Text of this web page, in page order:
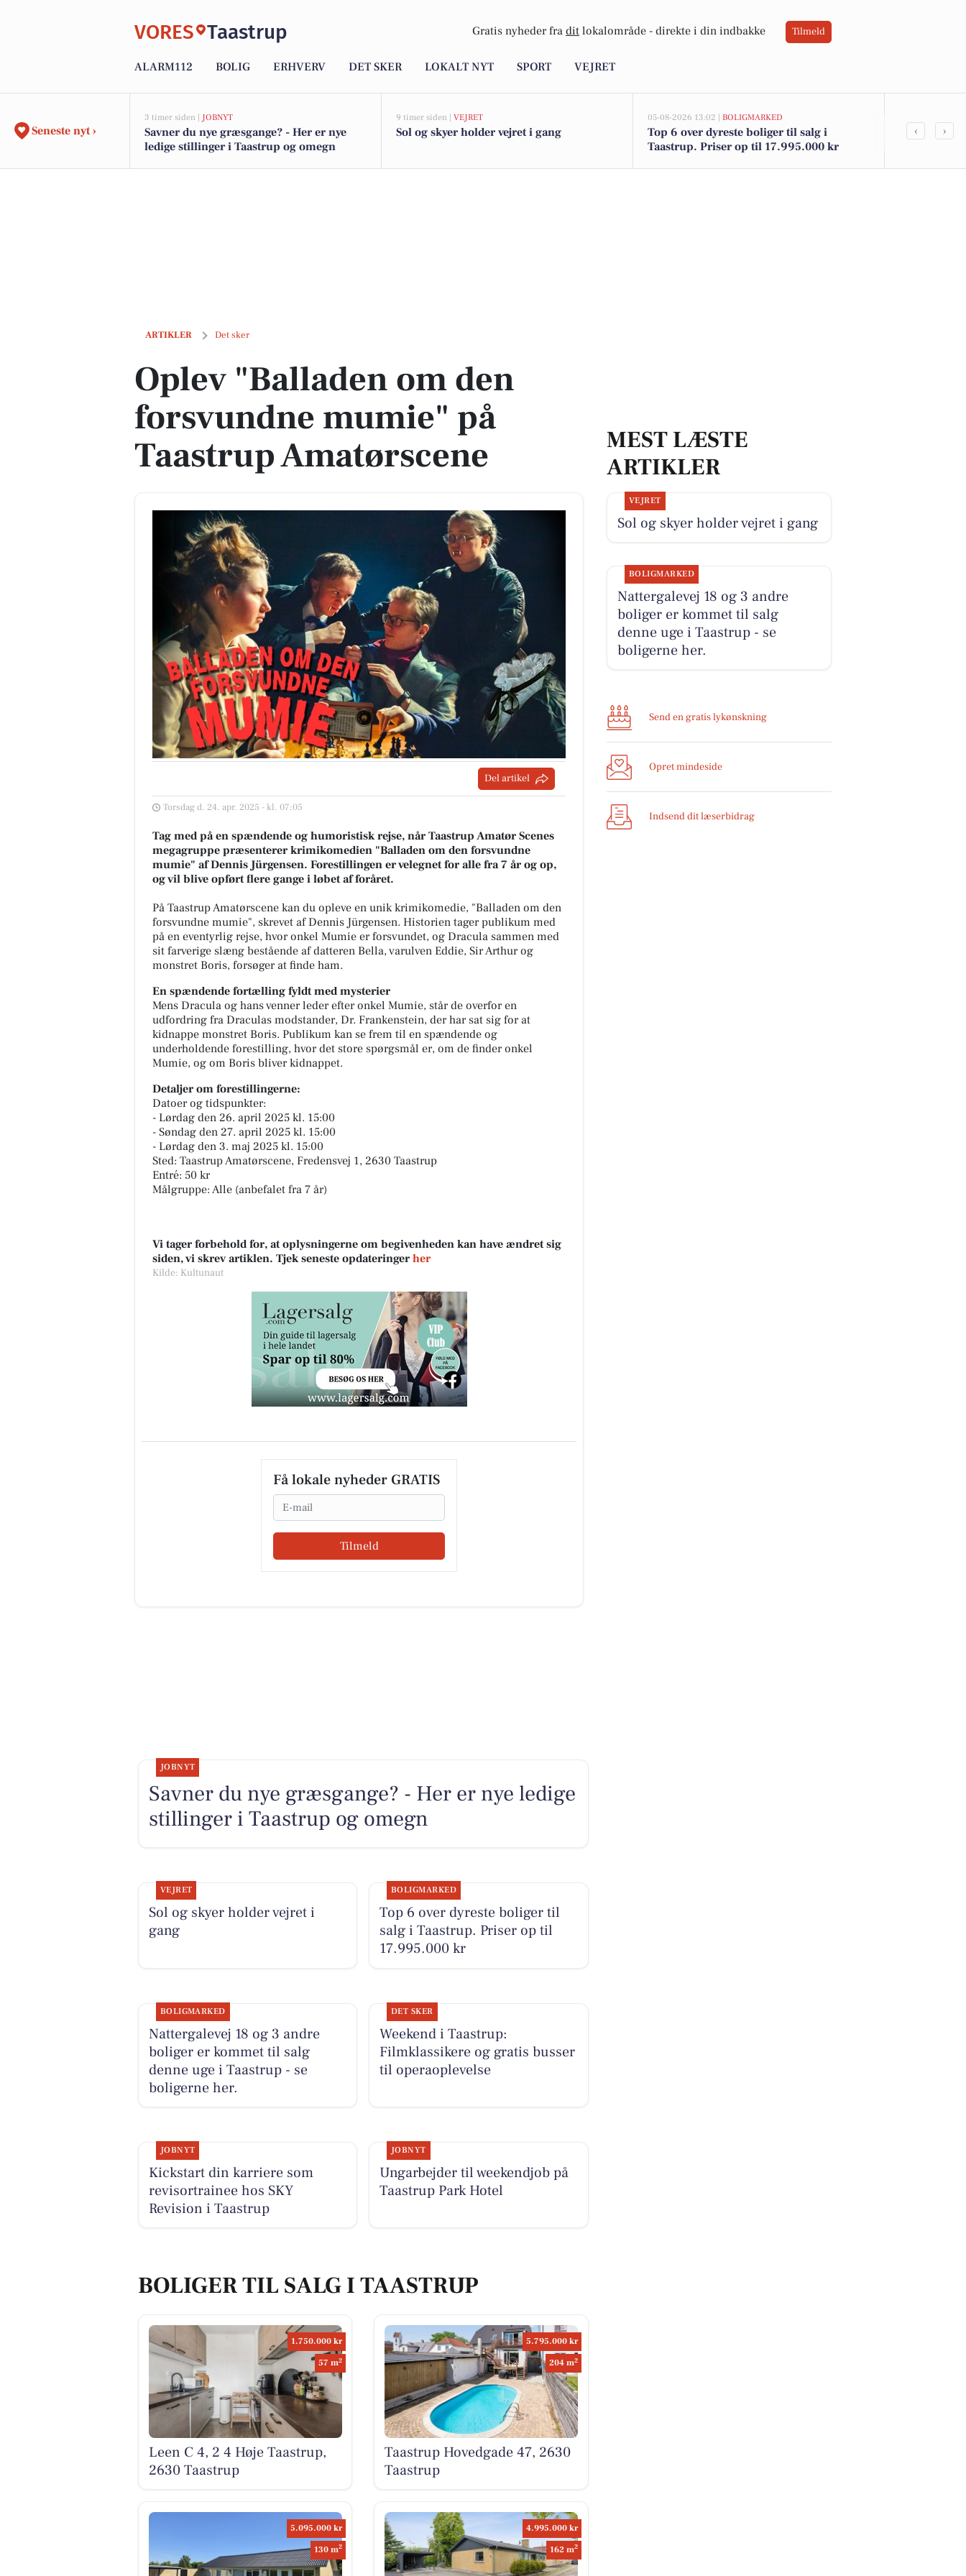
VORES Taastrup Gratis nyheder fra dit lokalområde - direkte i din indbakke Tilmeld
ALARM112 BOLIG ERHVERV DET SKER LOKALT NYT SPORT VEJRET
Seneste nyt ›
3 timer siden | JOBNYT
Savner du nye græsgange? - Her er nye
ledige stillinger i Taastrup og omegn
9 timer siden | VEJRET
Sol og skyer holder vejret i gang
05-08-2026 13:02 | BOLIGMARKED
Top 6 over dyreste boliger til salg i
Taastrup. Priser op til 17.995.000 kr
‹ ›
ARTIKLER Det sker
Oplev "Balladen om den forsvundne mumie" på Taastrup Amatørscene
Oplev "Balladen om den
forsvundne mumie" på
Taastrup Amatørscene
Del artikel
Torsdag d. 24. apr. 2025 - kl. 07:05
Tag med på en spændende og humoristisk rejse, når Taastrup Amatør Scenes
megagruppe præsenterer krimikomedien "Balladen om den forsvundne
mumie" af Dennis Jürgensen. Forestillingen er velegnet for alle fra 7 år og op,
og vil blive opført flere gange i løbet af foråret.
På Taastrup Amatørscene kan du opleve en unik krimikomedie, "Balladen om den
forsvundne mumie", skrevet af Dennis Jürgensen. Historien tager publikum med
på en eventyrlig rejse, hvor onkel Mumie er forsvundet, og Dracula sammen med
sit farverige slæng bestående af datteren Bella, varulven Eddie, Sir Arthur og
monstret Boris, forsøger at finde ham.
En spændende fortælling fyldt med mysterier
Mens Dracula og hans venner leder efter onkel Mumie, står de overfor en
udfordring fra Draculas modstander, Dr. Frankenstein, der har sat sig for at
kidnappe monstret Boris. Publikum kan se frem til en spændende og
underholdende forestilling, hvor det store spørgsmål er, om de finder onkel
Mumie, og om Boris bliver kidnappet.
Detaljer om forestillingerne:
Datoer og tidspunkter:
- Lørdag den 26. april 2025 kl. 15:00
- Søndag den 27. april 2025 kl. 15:00
- Lørdag den 3. maj 2025 kl. 15:00
Sted: Taastrup Amatørscene, Fredensvej 1, 2630 Taastrup
Entré: 50 kr
Målgruppe: Alle (anbefalet fra 7 år)
Vi tager forbehold for, at oplysningerne om begivenheden kan have ændret sig
siden, vi skrev artiklen. Tjek seneste opdateringer her
Kilde: Kultunaut
Få lokale nyheder GRATIS
Email
Tilmeld
MEST LÆSTE
ARTIKLER
VEJRET
Sol og skyer holder vejret i gang
BOLIGMARKED
Nattergalevej 18 og 3 andre
boliger er kommet til salg
denne uge i Taastrup - se
boligerne her.
Send en gratis lykønskning
Opret mindeside
Indsend dit læserbidrag
JOBNYT
Savner du nye græsgange? - Her er nye ledige
stillinger i Taastrup og omegn
VEJRET
Sol og skyer holder vejret i
gang
BOLIGMARKED
Top 6 over dyreste boliger til
salg i Taastrup. Priser op til
17.995.000 kr
BOLIGMARKED
Nattergalevej 18 og 3 andre
boliger er kommet til salg
denne uge i Taastrup - se
boligerne her.
DET SKER
Weekend i Taastrup:
Filmklassikere og gratis busser
til operaoplevelse
JOBNYT
Kickstart din karriere som
revisortrainee hos SKY
Revision i Taastrup
JOBNYT
Ungarbejder til weekendjob på
Taastrup Park Hotel
BOLIGER TIL SALG I TAASTRUP
1.750.000 kr
57 m2
Leen C 4, 2 4 Høje Taastrup,
2630 Taastrup
5.795.000 kr
204 m2
Taastrup Hovedgade 47, 2630
Taastrup
5.095.000 kr
130 m2
4.995.000 kr
162 m2